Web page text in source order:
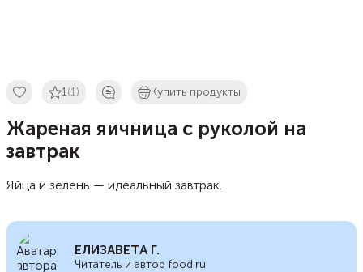
1(1) Купить продукты
Жареная яичница с руколой на
завтрак
Яйца и зелень — идеальный завтрак.
ЕЛИЗАВЕТА Г.
Читатель и автор food.ru